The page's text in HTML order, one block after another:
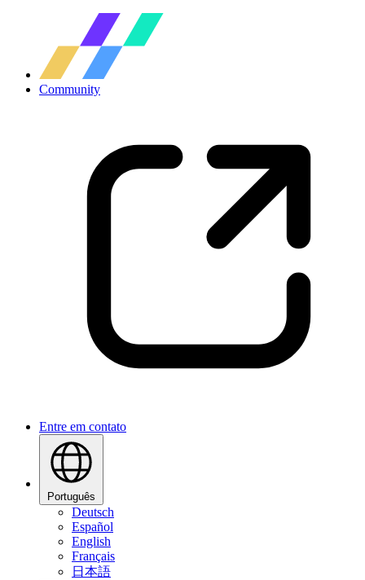
Community
Entre em contato
Português
Deutsch
Español
English
Français
日本語